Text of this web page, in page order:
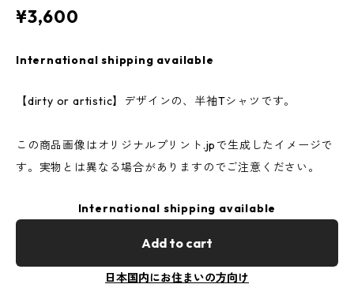
¥3,600
International shipping available
【dirty or artistic】デザインの、半袖Tシャツです。
この商品画像はオリジナルプリント.jpで生成したイメージで
す。実物とは異なる場合がありますのでご注意ください。
International shipping available
Add to cart
日本国内にお住まいの方向け